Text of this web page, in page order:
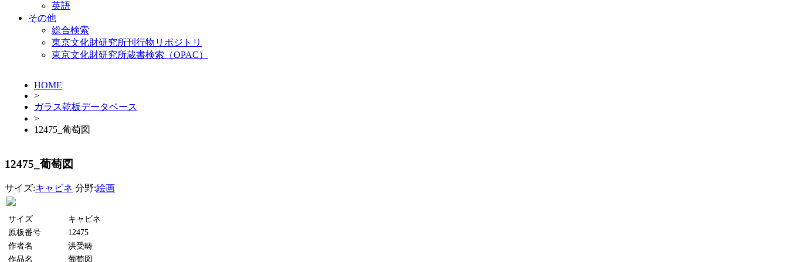
英語
その他
総合検索
東京文化財研究所刊行物リポジトリ
東京文化財研究所蔵書検索（OPAC）
HOME
>
ガラス乾板データベース
>
12475_葡萄図
12475_葡萄図
サイズ:キャビネ 分野:絵画
サイズ
キャビネ
原板番号
12475
作者名
洪受畴
作品名
葡萄図